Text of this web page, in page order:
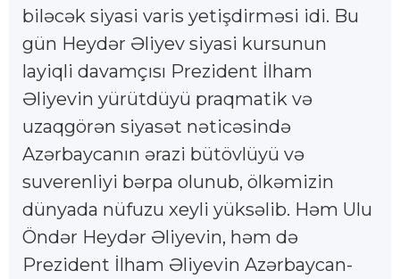
biləcək siyasi varis yetişdirməsi idi. Bu
gün Heydər Əliyev siyasi kursunun
layiqli davamçısı Prezident İlham
Əliyevin yürütdüyü praqmatik və
uzaqgörən siyasət nəticəsində
Azərbaycanın ərazi bütövlüyü və
suverenliyi bərpa olunub, ölkəmizin
dünyada nüfuzu xeyli yüksəlib. Həm Ulu
Öndər Heydər Əliyevin, həm də
Prezident İlham Əliyevin Azərbaycan-